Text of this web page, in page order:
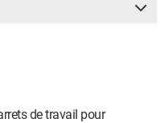
de travail pour